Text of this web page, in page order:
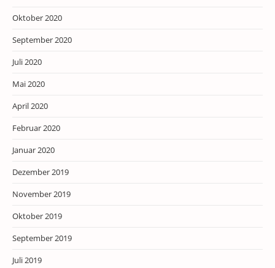
Oktober 2020
September 2020
Juli 2020
Mai 2020
April 2020
Februar 2020
Januar 2020
Dezember 2019
November 2019
Oktober 2019
September 2019
Juli 2019